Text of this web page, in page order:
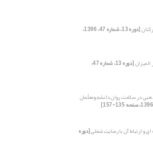
[دوره 13، شماره 47، 1396،
[دوره 13، شماره 47،
در سلامت روان دانشجومعلّمان
و ارتباط آن با رضایت شغلی[دوره